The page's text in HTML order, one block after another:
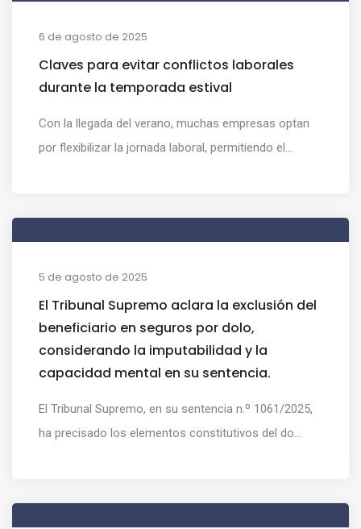
6 de agosto de 2025
Claves para evitar conflictos laborales
durante la temporada estival
Con la llegada del verano, muchas empresas optan
por flexibilizar la jornada laboral, permitiendo el...
5 de agosto de 2025
El Tribunal Supremo aclara la exclusión del
beneficiario en seguros por dolo,
considerando la imputabilidad y la
capacidad mental en su sentencia.
El Tribunal Supremo, en su sentencia n.º 1061/2025,
ha precisado los elementos constitutivos del do...